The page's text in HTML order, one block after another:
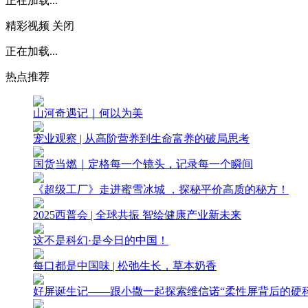
精彩视频 关闭
正在加载...
热点推荐
山河奇遇记｜何以为美
宠业观察 | 从高阶营养到生命富养的破局思考
国货当燃｜定格每一个镜头，记录每一个瞬间
《超级工厂》走进蜜雪冰城 ，探秘平价高质的秘方！
2025西普会 | 全球共振 智绘健康产业新未来
这不是科幻·是今日的中国！
每口都是中国味 | 松弛生长，草本奶香
好屏诞生记——跟小撒一起探索维信诺“柔性屏背后的硬